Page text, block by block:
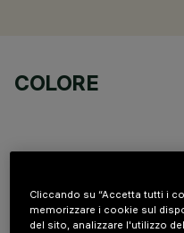
COLORE
COMPONENTI
Cliccando su “Accetta tutti i
memorizzare i cookie sul
del sito, analizzare l'utilizzo